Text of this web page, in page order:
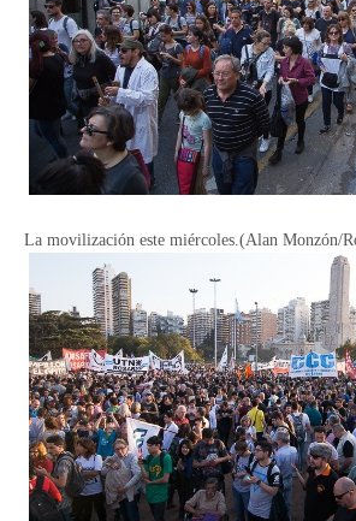
La movilización este miércoles.(Alan Monzón/